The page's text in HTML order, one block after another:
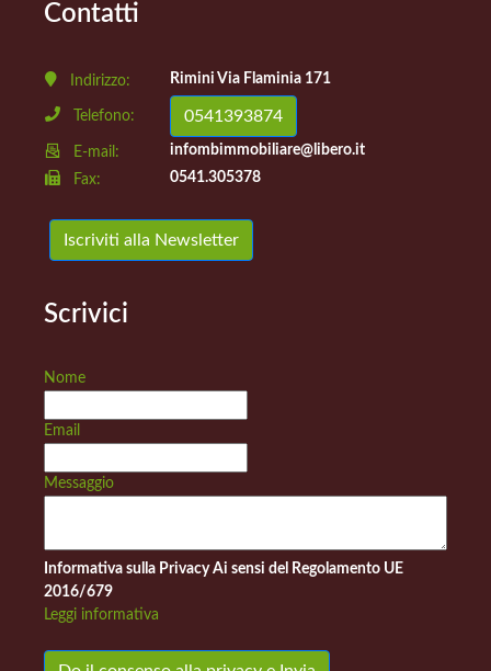
Contatti
Indirizzo: Rimini Via Flaminia 171
Telefono: 0541393874
E-mail:
infombimmobiliare@libero.it
Fax:
0541.305378
Iscriviti alla Newsletter
Scrivici
Nome
Email
Messaggio
Informativa sulla Privacy Ai sensi del Regolamento UE
2016/679
Leggi informativa